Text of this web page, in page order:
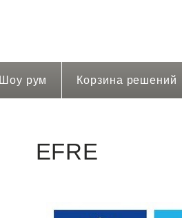
Шоу рум Корзина решений
EFRE